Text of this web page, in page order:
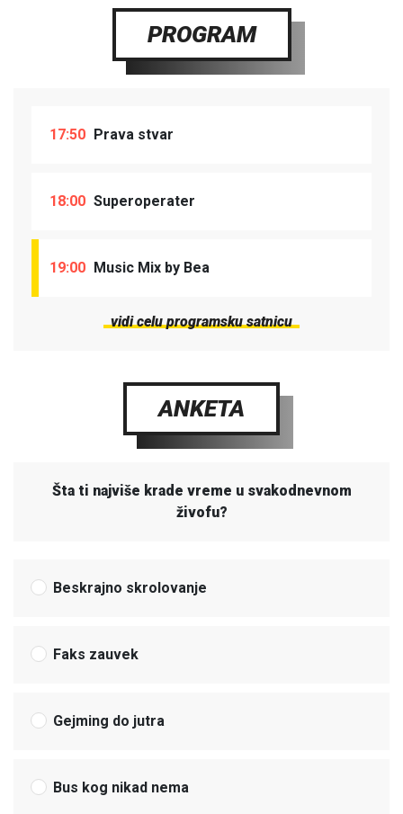
PROGRAM
17:50 Prava stvar
18:00 Superoperater
19:00 Music Mix by Bea
vidi celu programsku satnicu
ANKETA
Šta ti najviše krade vreme u svakodnevnom
živofu?
Beskrajno skrolovanje
Faks zauvek
Gejming do jutra
Bus kog nikad nema